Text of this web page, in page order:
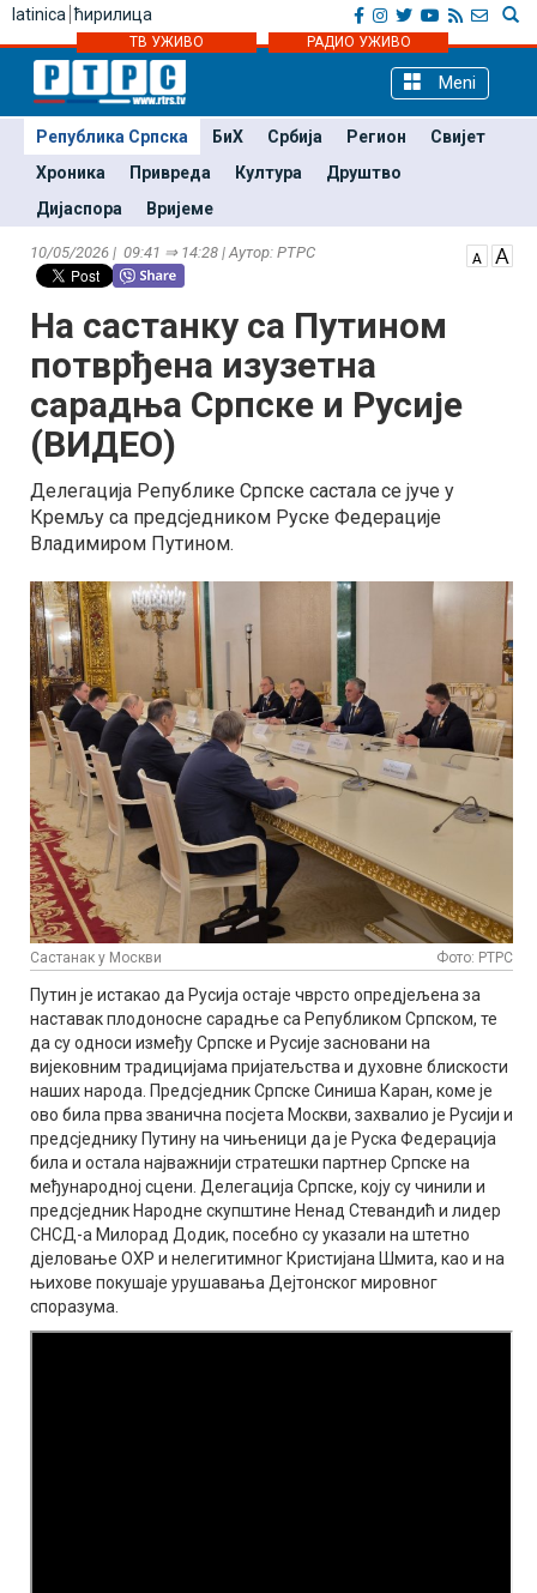
latinica ћирилица
ТВ УЖИВО РАДИО УЖИВО
Meni
Република Српска БиХ Србија Регион
Свијет
Хроника
Привреда Култура
Друштво
Дијаспора
Вријеме
10/05/2026 | 09:41 ⇒ 14:28 | Аутор: РТРС
На састанку са Путином
потврђена изузетна
сарадња Српске и Русије
(ВИДЕО)
Делегација Републике Српске састала се јуче у
Кремљу са предсједником Руске Федерације
Владимиром Путином.
Састанак у Москви Фото: РТРС
Путин је истакао да Русија остаје чврсто опредјељена за
наставак плодоносне сарадње са Републиком Српском, те
да су односи између Српске и Русије засновани на
вијековним традицијама пријатељства и духовне блискости
наших народа. Предсједник Српске Синиша Каран, коме је
ово била прва званична посјета Москви, захвалио је Русији и
предсједнику Путину на чињеници да је Руска Федерација
била и остала најважнији стратешки партнер Српске на
међународној сцени. Делегација Српске, коју су чинили и
предсједник Народне скупштине Ненад Стевандић и лидер
СНСД-а Милорад Додик, посебно су указали на штетно
дјеловање ОХР и нелегитимног Кристијана Шмита, као и на
њихове покушаје урушавања Дејтонског мировног
споразума.